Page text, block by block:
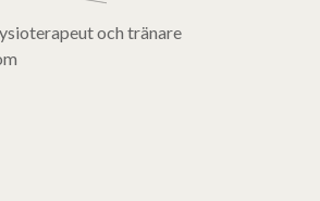
och tränare